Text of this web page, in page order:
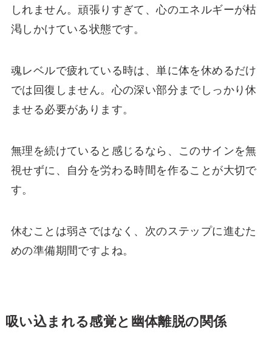
しれません。頑張りすぎて、心のエネルギーが枯
渇しかけている状態です。
魂レベルで疲れている時は、単に体を休めるだけ
では回復しません。心の深い部分までしっかり休
ませる必要があります。
無理を続けていると感じるなら、このサインを無
視せずに、自分を労わる時間を作ることが大切で
す。
休むことは弱さではなく、次のステップに進むた
めの準備期間ですよね。
吸い込まれる感覚と幽体離脱の関係